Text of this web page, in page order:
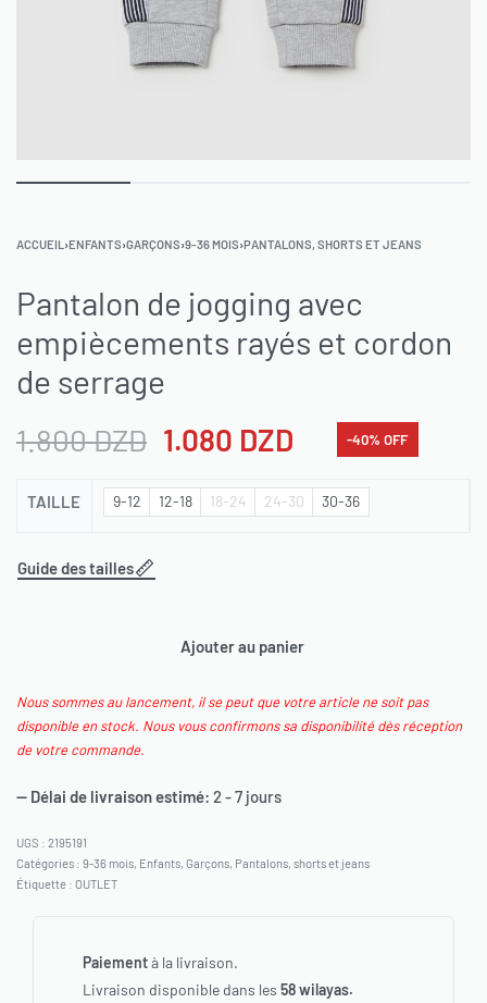
ACCUEIL ›ENFANTS›GARÇONS›9-36 MOIS›PANTALONS, SHORTS ET JEANS
Pantalon de jogging avec
empiècements rayés et cordon
de serrage
1.800DZD 1.080 DZD -40% OFF
TAILLE 9-12 12-18 18-24 24-30 30-36
Guide des tailles
Ajouter au panier
Nous sommes au lancement, il se peut que votre article ne soit pas
disponible en stock. Nous vous confirmons sa disponibilité dès réception
de votre commande.
— Délai de livraison estimé: 2 - 7 jours
2195191
Catégories : 9-36 mois Enfants Garçons Pantalons, shorts et jeans
Étiquette : OUTLET
Paiementà la livraison.
Livraison disponible dans les 58 wilayas.